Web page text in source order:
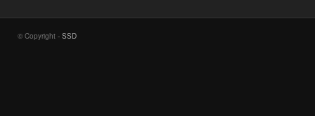
© Copyright - SSD